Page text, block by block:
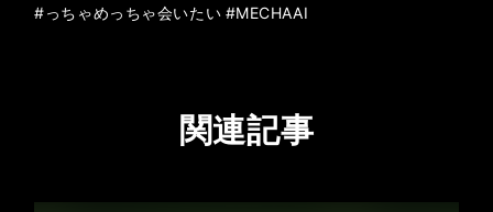
#っちゃめっちゃ会いたい #MECHAAI
関連記事